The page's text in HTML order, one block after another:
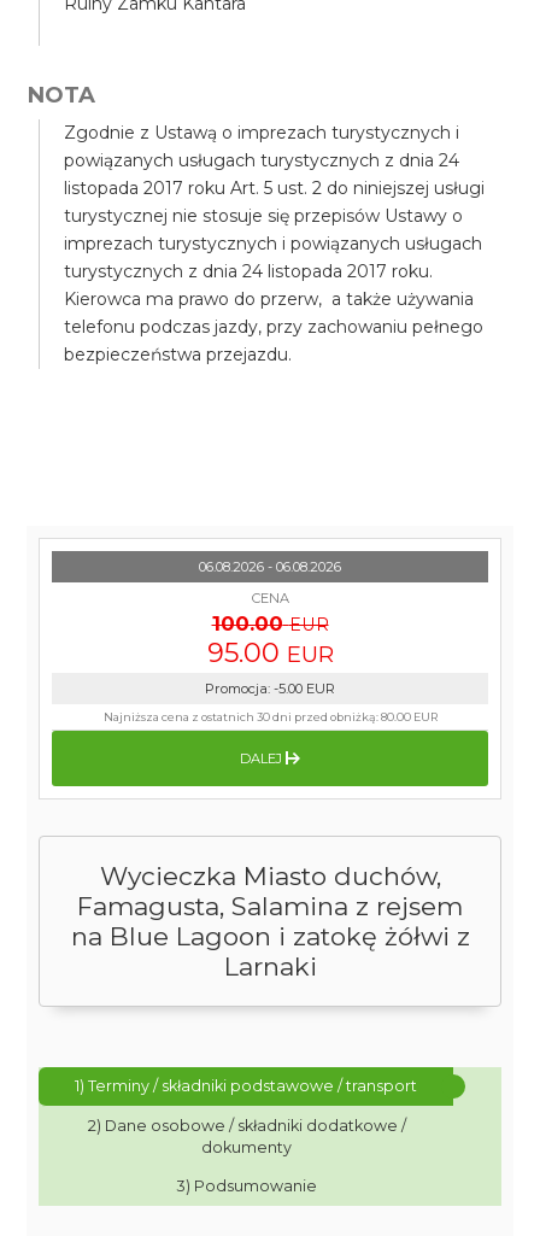
NOTA
Zgodnie z Ustawą o imprezach turystycznych i
powiązanych usługach turystycznych z dnia 24
listopada 2017 roku Art. 5 ust. 2 do niniejszej usługi
turystycznej nie stosuje się przepisów Ustawy o
imprezach turystycznych i powiązanych usługach
turystycznych z dnia 24 listopada 2017 roku.
Kierowca ma prawo do przerw, a także używania
telefonu podczas jazdy, przy zachowaniu pełnego
bezpieczeństwa przejazdu.
Wycieczka Miasto duchów,
Famagusta, Salamina z rejsem
na Blue Lagoon i zatokę żółwi z
Larnaki
1) Terminy / składniki podstawowe / transport
2) Dane osobowe / składniki dodatkowe /
dokumenty
3) Podsumowanie
06.08.2026 - 06.08.2026
CENA
100.00 EUR
95.00 EUR
Promocja: -5.00 EUR
Najniższa cena z ostatnich 30 dni przed obniżką:80.00 EUR
DALEJ